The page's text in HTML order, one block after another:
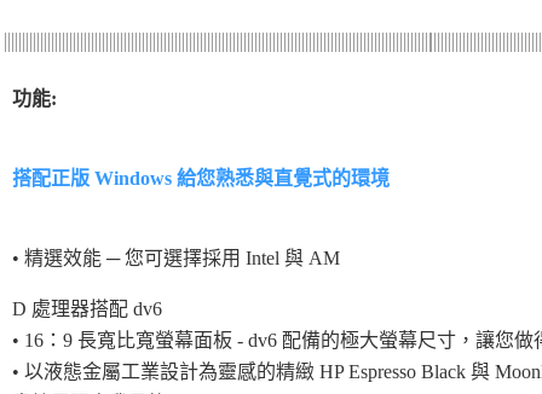
功能:
搭配正版 Windows 給您熟悉與直覺式的環境
• 精選效能 ─ 您可選擇採用 Intel 與 AM
D 處理器搭配 dv6
• 16：9 長寬比寬螢幕面板 - dv6 配備的極大螢幕尺寸，讓您
• 以液態金屬工業設計為靈感的精緻 HP Espresso Black 與